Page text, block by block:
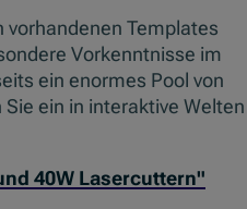
vorhandenen Templates
Vorkenntnisse im
ein enormes Pool von
ein in interaktive Welten
40W Lasercuttern"